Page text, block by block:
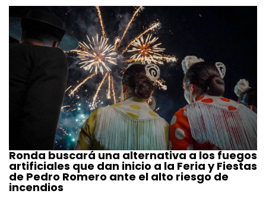
Ronda buscará una alternativa a los fuegos
artificiales que dan inicio a la Feria y Fiestas
de Pedro Romero ante el alto riesgo de
incendios